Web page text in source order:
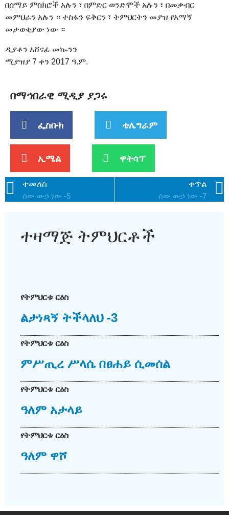
በሰማይ ምስክሮች አሉን ፣ በምድር ወንድሞች አሉን ፣ በመቃብር
መምህራን አሉን ። ተስፋን ፍቅርን ፣ ትምህርትን መያዝ የአማኝ
መታወቂያው ነው ።
ዲያቆን አሸናፊ መኰንን
ሚያዝያ 7 ቀን 2017 ዓ.ም.
በማኅበራዊ ሚዲያ ያጋሩ
ፌስቡክ ቴሌግራም
ኢሜል ዋትሳፕ
ተመለስ
ሰው ውኃ ነው -5
ቀጥል
ሰው ውኃ ነው -7
ተዛማጅ ትምህርቶች
የትምህርቱ ርዕስ
ልታነጻኝ ትችላለህ -3
የትምህርቱ ርዕስ
ምሥጢረ ሥላሴ በፀሐይ ሲመሰል
የትምህርቱ ርዕስ
ዓለም አታላይ
የትምህርቱ ርዕስ
ዓለም ዋሾ